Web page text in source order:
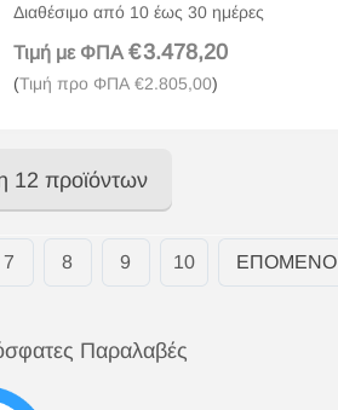
Διαθέσιμο από 10 έως 30 ημέρες
Τιμή με ΦΠΑ €3.478,20
(Τιμή προ ΦΠΑ €2.805,00)
12 προϊόντων
7 8 9 10 ΕΠΌΜΕΝΟ
Παραλαβές